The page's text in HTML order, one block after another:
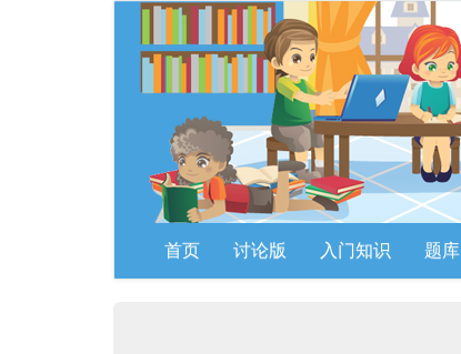
首页 讨论版 入门知识 题库